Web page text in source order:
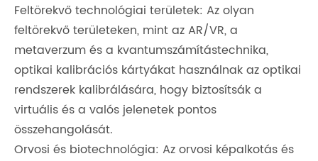
Feltörekvő technológiai területek: Az olyan
feltörekvő területeken, mint az AR/VR, a
metaverzum és a kvantumszámítástechnika,
optikai kalibrációs kártyákat használnak az optikai
rendszerek kalibrálására, hogy biztosítsák a
virtuális és a valós jelenetek pontos
összehangolását.
Orvosi és biotechnológia: Az orvosi képalkotás és